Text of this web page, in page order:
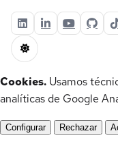
Cookies. Usamos
analíticas de Google
Configurar Rechazar